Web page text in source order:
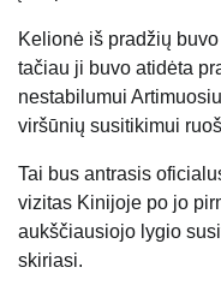
Kelionė iš pradžių
tačiau ji buvo atidėta
nestabilumui
viršūnių susitikimui
Tai bus antrasis
vizitas Kinijoje po jo
aukščiausiojo lygio
skiriasi.